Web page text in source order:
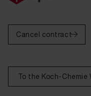
Cancel contract
To the Koch-Chemie